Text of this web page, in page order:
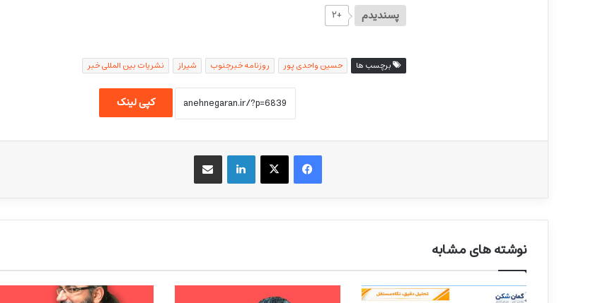
پسندیدم +۲
برچسب ها حسین واحدی پور روزنامه خبرجنوب شیراز نشریات بین المللی خبر
کپی لینک
فیسبوک X لینکداین
نوشته های مشابه